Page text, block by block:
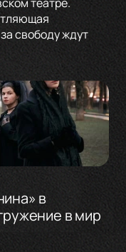
театре.
свободу ждут
в
в мир